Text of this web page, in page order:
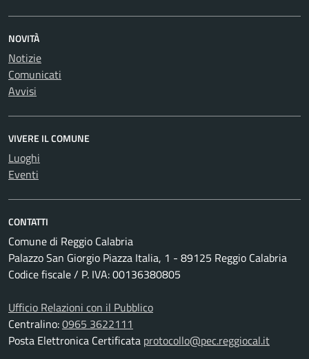
NOVITÀ
Notizie
Comunicati
Avvisi
VIVERE IL COMUNE
Luoghi
Eventi
CONTATTI
Comune di Reggio Calabria
Palazzo San Giorgio Piazza Italia, 1 - 89125 Reggio Calabria
Codice fiscale / P. IVA: 00136380805
Ufficio Relazioni con il Pubblico
Centralino:0965 3622111
Posta Elettronica Certificata protocollo@pec.reggiocal.it